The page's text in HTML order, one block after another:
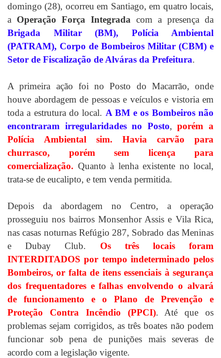
domingo (28), ocorreu em Santiago, em quatro locais,
a Operação Força Integrada com a presença da
Brigada Militar (BM), Polícia Ambiental
(PATRAM), Corpo de Bombeiros Militar (CBM) e
Setor de Fiscalização de Alváras da Prefeitura.
A primeira ação foi no Posto do Macarrão, onde
houve abordagem de pessoas e veículos e vistoria em
toda a estrutura do local. A BM e os Bombeiros não
encontraram irregularidades no Posto,porém a
Polícia Ambiental sim. Havia carvão para
churrasco, porém sem licença para
comercialização. Quanto à lenha existente no local,
trata-se de eucalipto, e tem venda permitida.
Depois da abordagem no Centro, a operação
prosseguiu nos bairros Monsenhor Assis e Vila Rica,
nas casas noturnas Refúgio 287, Sobrado das Meninas
e Dubay Club. Os três locais foram
INTERDITADOS por tempo indeterminado pelos
Bombeiros, or falta de itens essenciais à segurança
dos frequentadores e falhas envolvendo o alvará
de funcionamento e o Plano de Prevenção e
Proteção Contra Incêndio (PPCI). Até que os
problemas sejam corrigidos, as três boates não podem
funcionar sob pena de punições mais severas de
acordo com a legislação vigente.